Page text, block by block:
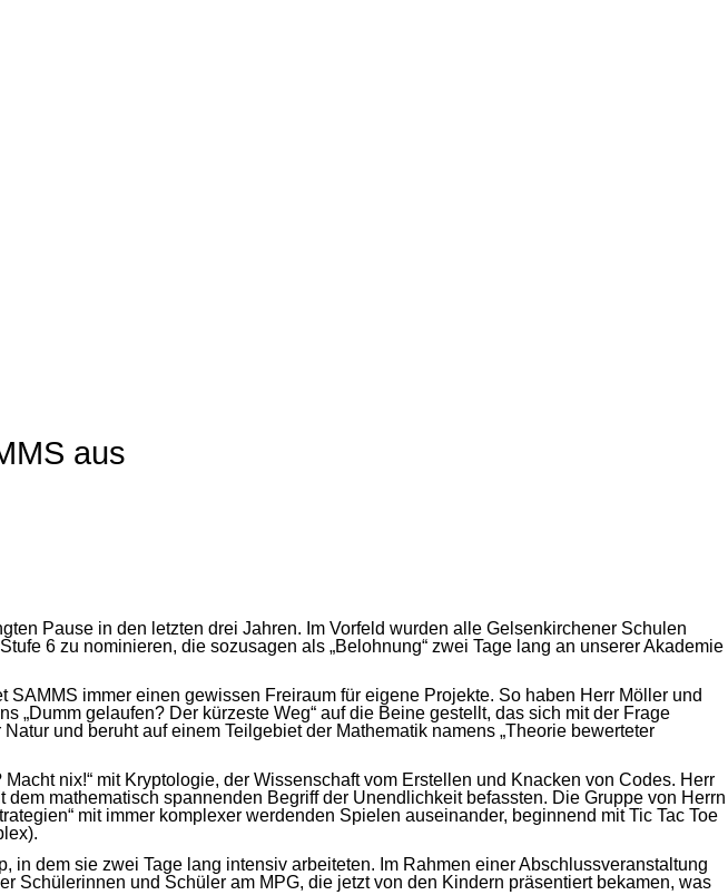
aus
Pause in den letzten drei Jahren. Im Vorfeld wurden alle Gelsenkirchener Schulen
6 zu nominieren, die sozusagen als „Belohnung“ zwei Tage lang an unserer Akademie
immer einen gewissen Freiraum für eigene Projekte. So haben Herr Möller und
„Dumm gelaufen? Der kürzeste Weg“ auf die Beine gestellt, das sich mit der Frage
und beruht auf einem Teilgebiet der Mathematik namens „Theorie bewerteter
nix!“ mit Kryptologie, der Wissenschaft vom Erstellen und Knacken von Codes. Herr
mathematisch spannenden Begriff der Unendlichkeit befassten. Die Gruppe von Herrn
mit immer komplexer werdenden Spielen auseinander, beginnend mit Tic Tac Toe
dem sie zwei Tage lang intensiv arbeiteten. Im Rahmen einer Abschlussveranstaltung
Schülerinnen und Schüler am MPG, die jetzt von den Kindern präsentiert bekamen, was